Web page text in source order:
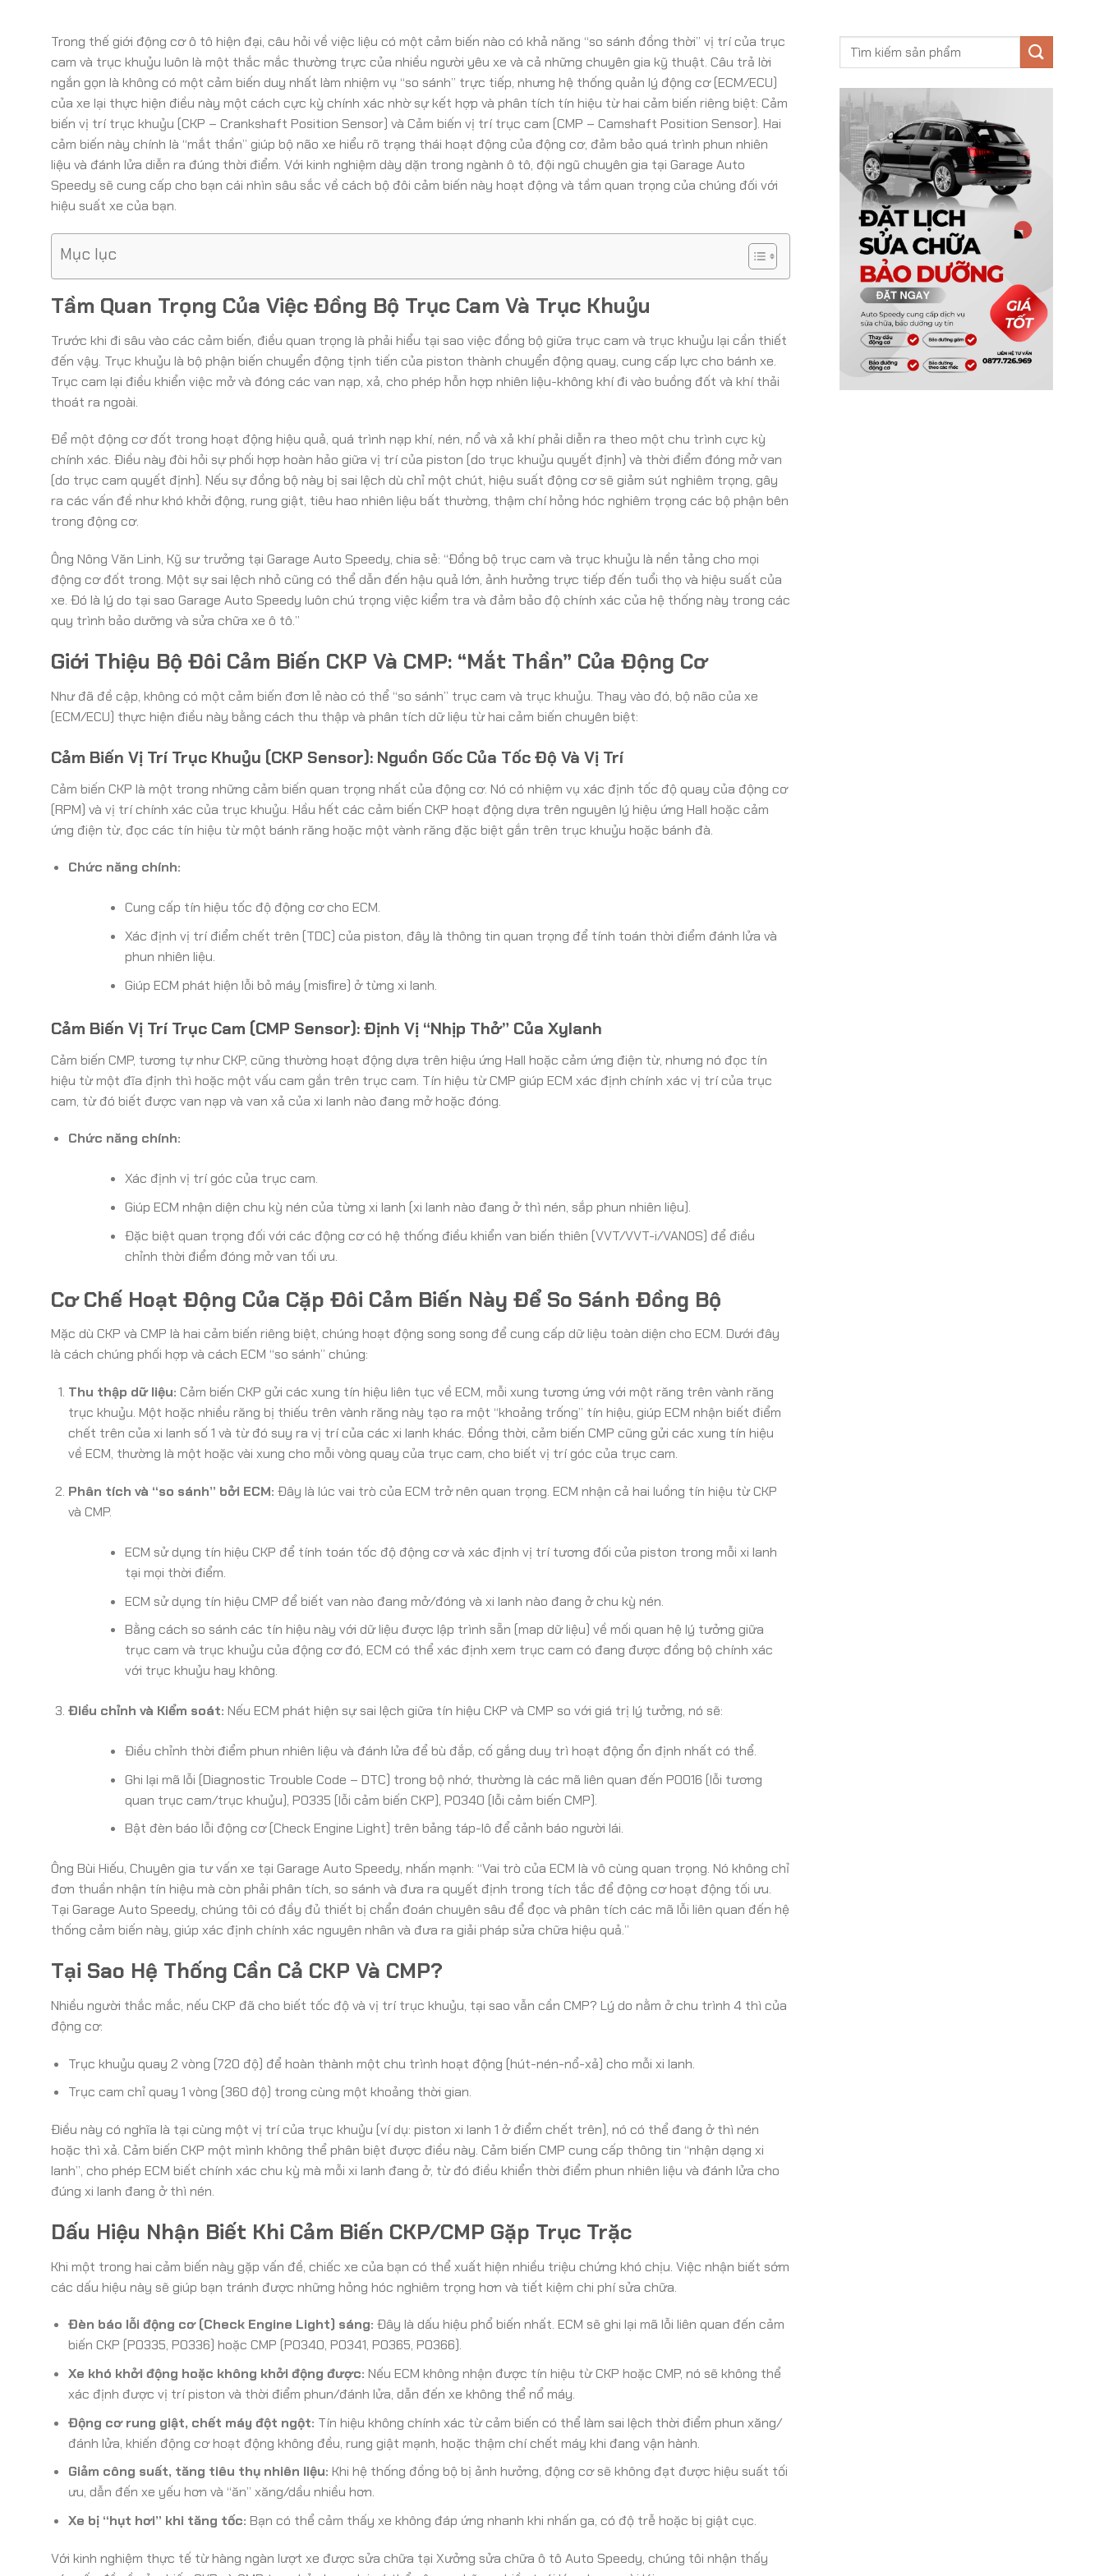
Trong thế giới động cơ ô tô hiện đại, câu hỏi về việc liệu có một cảm biến nào có khả năng “so sánh đồng thời” vị trí của trục
cam và trục khuỷu luôn là một thắc mắc thường trực của nhiều người yêu xe và cả những chuyên gia kỹ thuật. Câu trả lời
ngắn gọn là không có một cảm biến duy nhất làm nhiệm vụ “so sánh” trực tiếp, nhưng hệ thống quản lý động cơ (ECM/ECU)
của xe lại thực hiện điều này một cách cực kỳ chính xác nhờ sự kết hợp và phân tích tín hiệu từ hai cảm biến riêng biệt: Cảm
biến vị trí trục khuỷu (CKP – Crankshaft Position Sensor) và Cảm biến vị trí trục cam (CMP – Camshaft Position Sensor). Hai
cảm biến này chính là “mắt thần” giúp bộ não xe hiểu rõ trạng thái hoạt động của động cơ, đảm bảo quá trình phun nhiên
liệu và đánh lửa diễn ra đúng thời điểm. Với kinh nghiệm dày dặn trong ngành ô tô, đội ngũ chuyên gia tại Garage Auto
Speedy sẽ cung cấp cho bạn cái nhìn sâu sắc về cách bộ đôi cảm biến này hoạt động và tầm quan trọng của chúng đối với
hiệu suất xe của bạn.
Mục lục
Tầm Quan Trọng Của Việc Đồng Bộ Trục Cam Và Trục Khuỷu
Trước khi đi sâu vào các cảm biến, điều quan trọng là phải hiểu tại sao việc đồng bộ giữa trục cam và trục khuỷu lại cần thiết
đến vậy. Trục khuỷu là bộ phận biến chuyển động tịnh tiến của piston thành chuyển động quay, cung cấp lực cho bánh xe.
Trục cam lại điều khiển việc mở và đóng các van nạp, xả, cho phép hỗn hợp nhiên liệu-không khí đi vào buồng đốt và khí thải
thoát ra ngoài.
Để một động cơ đốt trong hoạt động hiệu quả, quá trình nạp khí, nén, nổ và xả khí phải diễn ra theo một chu trình cực kỳ
chính xác. Điều này đòi hỏi sự phối hợp hoàn hảo giữa vị trí của piston (do trục khuỷu quyết định) và thời điểm đóng mở van
(do trục cam quyết định). Nếu sự đồng bộ này bị sai lệch dù chỉ một chút, hiệu suất động cơ sẽ giảm sút nghiêm trọng, gây
ra các vấn đề như khó khởi động, rung giật, tiêu hao nhiên liệu bất thường, thậm chí hỏng hóc nghiêm trọng các bộ phận bên
trong động cơ.
Ông Nông Văn Linh, Kỹ sư trưởng tại Garage Auto Speedy, chia sẻ: “Đồng bộ trục cam và trục khuỷu là nền tảng cho mọi
động cơ đốt trong. Một sự sai lệch nhỏ cũng có thể dẫn đến hậu quả lớn, ảnh hưởng trực tiếp đến tuổi thọ và hiệu suất của
xe. Đó là lý do tại sao Garage Auto Speedy luôn chú trọng việc kiểm tra và đảm bảo độ chính xác của hệ thống này trong các
quy trình bảo dưỡng và sửa chữa xe ô tô.”
Giới Thiệu Bộ Đôi Cảm Biến CKP Và CMP: “Mắt Thần” Của Động Cơ
Như đã đề cập, không có một cảm biến đơn lẻ nào có thể “so sánh” trục cam và trục khuỷu. Thay vào đó, bộ não của xe
(ECM/ECU) thực hiện điều này bằng cách thu thập và phân tích dữ liệu từ hai cảm biến chuyên biệt:
Cảm Biến Vị Trí Trục Khuỷu (CKP Sensor): Nguồn Gốc Của Tốc Độ Và Vị Trí
Cảm biến CKP là một trong những cảm biến quan trọng nhất của động cơ. Nó có nhiệm vụ xác định tốc độ quay của động cơ
(RPM) và vị trí chính xác của trục khuỷu. Hầu hết các cảm biến CKP hoạt động dựa trên nguyên lý hiệu ứng Hall hoặc cảm
ứng điện từ, đọc các tín hiệu từ một bánh răng hoặc một vành răng đặc biệt gắn trên trục khuỷu hoặc bánh đà.
Chức năng chính:
Cung cấp tín hiệu tốc độ động cơ cho ECM.
Xác định vị trí điểm chết trên (TDC) của piston, đây là thông tin quan trọng để tính toán thời điểm đánh lửa và
phun nhiên liệu.
Giúp ECM phát hiện lỗi bỏ máy (misﬁre) ở từng xi lanh.
Cảm Biến Vị Trí Trục Cam (CMP Sensor): Định Vị “Nhịp Thở” Của Xylanh
Cảm biến CMP, tương tự như CKP, cũng thường hoạt động dựa trên hiệu ứng Hall hoặc cảm ứng điện từ, nhưng nó đọc tín
hiệu từ một đĩa định thì hoặc một vấu cam gắn trên trục cam. Tín hiệu từ CMP giúp ECM xác định chính xác vị trí của trục
cam, từ đó biết được van nạp và van xả của xi lanh nào đang mở hoặc đóng.
Chức năng chính:
Xác định vị trí góc của trục cam.
Giúp ECM nhận diện chu kỳ nén của từng xi lanh (xi lanh nào đang ở thì nén, sắp phun nhiên liệu).
Đặc biệt quan trọng đối với các động cơ có hệ thống điều khiển van biến thiên (VVT/VVT-i/VANOS) để điều
chỉnh thời điểm đóng mở van tối ưu.
Cơ Chế Hoạt Động Của Cặp Đôi Cảm Biến Này Để So Sánh Đồng Bộ
Mặc dù CKP và CMP là hai cảm biến riêng biệt, chúng hoạt động song song để cung cấp dữ liệu toàn diện cho ECM. Dưới đây
là cách chúng phối hợp và cách ECM “so sánh” chúng:
Thu thập dữ liệu: Cảm biến CKP gửi các xung tín hiệu liên tục về ECM, mỗi xung tương ứng với một răng trên vành răng
trục khuỷu. Một hoặc nhiều răng bị thiếu trên vành răng này tạo ra một “khoảng trống” tín hiệu, giúp ECM nhận biết điểm
chết trên của xi lanh số 1 và từ đó suy ra vị trí của các xi lanh khác. Đồng thời, cảm biến CMP cũng gửi các xung tín hiệu
về ECM, thường là một hoặc vài xung cho mỗi vòng quay của trục cam, cho biết vị trí góc của trục cam.
Phân tích và “so sánh” bởi ECM: Đây là lúc vai trò của ECM trở nên quan trọng. ECM nhận cả hai luồng tín hiệu từ CKP
và CMP.
ECM sử dụng tín hiệu CKP để tính toán tốc độ động cơ và xác định vị trí tương đối của piston trong mỗi xi lanh
tại mọi thời điểm.
ECM sử dụng tín hiệu CMP để biết van nào đang mở/đóng và xi lanh nào đang ở chu kỳ nén.
Bằng cách so sánh các tín hiệu này với dữ liệu được lập trình sẵn (map dữ liệu) về mối quan hệ lý tưởng giữa
trục cam và trục khuỷu của động cơ đó, ECM có thể xác định xem trục cam có đang được đồng bộ chính xác
với trục khuỷu hay không.
Điều chỉnh và Kiểm soát: Nếu ECM phát hiện sự sai lệch giữa tín hiệu CKP và CMP so với giá trị lý tưởng, nó sẽ:
Điều chỉnh thời điểm phun nhiên liệu và đánh lửa để bù đắp, cố gắng duy trì hoạt động ổn định nhất có thể.
Ghi lại mã lỗi (Diagnostic Trouble Code – DTC) trong bộ nhớ, thường là các mã liên quan đến P0016 (lỗi tương
quan trục cam/trục khuỷu), P0335 (lỗi cảm biến CKP), P0340 (lỗi cảm biến CMP).
Bật đèn báo lỗi động cơ (Check Engine Light) trên bảng táp-lô để cảnh báo người lái.
Ông Bùi Hiếu, Chuyên gia tư vấn xe tại Garage Auto Speedy, nhấn mạnh: “Vai trò của ECM là vô cùng quan trọng. Nó không chỉ
đơn thuần nhận tín hiệu mà còn phải phân tích, so sánh và đưa ra quyết định trong tích tắc để động cơ hoạt động tối ưu.
Tại Garage Auto Speedy, chúng tôi có đầy đủ thiết bị chẩn đoán chuyên sâu để đọc và phân tích các mã lỗi liên quan đến hệ
thống cảm biến này, giúp xác định chính xác nguyên nhân và đưa ra giải pháp sửa chữa hiệu quả.”
Tại Sao Hệ Thống Cần Cả CKP Và CMP?
Nhiều người thắc mắc, nếu CKP đã cho biết tốc độ và vị trí trục khuỷu, tại sao vẫn cần CMP? Lý do nằm ở chu trình 4 thì của
động cơ:
Trục khuỷu quay 2 vòng (720 độ) để hoàn thành một chu trình hoạt động (hút-nén-nổ-xả) cho mỗi xi lanh.
Trục cam chỉ quay 1 vòng (360 độ) trong cùng một khoảng thời gian.
Điều này có nghĩa là tại cùng một vị trí của trục khuỷu (ví dụ: piston xi lanh 1 ở điểm chết trên), nó có thể đang ở thì nén
hoặc thì xả. Cảm biến CKP một mình không thể phân biệt được điều này. Cảm biến CMP cung cấp thông tin “nhận dạng xi
lanh”, cho phép ECM biết chính xác chu kỳ mà mỗi xi lanh đang ở, từ đó điều khiển thời điểm phun nhiên liệu và đánh lửa cho
đúng xi lanh đang ở thì nén.
Dấu Hiệu Nhận Biết Khi Cảm Biến CKP/CMP Gặp Trục Trặc
Khi một trong hai cảm biến này gặp vấn đề, chiếc xe của bạn có thể xuất hiện nhiều triệu chứng khó chịu. Việc nhận biết sớm
các dấu hiệu này sẽ giúp bạn tránh được những hỏng hóc nghiêm trọng hơn và tiết kiệm chi phí sửa chữa.
Đèn báo lỗi động cơ (Check Engine Light) sáng: Đây là dấu hiệu phổ biến nhất. ECM sẽ ghi lại mã lỗi liên quan đến cảm
biến CKP (P0335, P0336) hoặc CMP (P0340, P0341, P0365, P0366).
Xe khó khởi động hoặc không khởi động được: Nếu ECM không nhận được tín hiệu từ CKP hoặc CMP, nó sẽ không thể
xác định được vị trí piston và thời điểm phun/đánh lửa, dẫn đến xe không thể nổ máy.
Động cơ rung giật, chết máy đột ngột: Tín hiệu không chính xác từ cảm biến có thể làm sai lệch thời điểm phun xăng/
đánh lửa, khiến động cơ hoạt động không đều, rung giật mạnh, hoặc thậm chí chết máy khi đang vận hành.
Giảm công suất, tăng tiêu thụ nhiên liệu: Khi hệ thống đồng bộ bị ảnh hưởng, động cơ sẽ không đạt được hiệu suất tối
ưu, dẫn đến xe yếu hơn và “ăn” xăng/dầu nhiều hơn.
Xe bị “hụt hơi” khi tăng tốc: Bạn có thể cảm thấy xe không đáp ứng nhanh khi nhấn ga, có độ trễ hoặc bị giật cục.
Với kinh nghiệm thực tế từ hàng ngàn lượt xe được sửa chữa tại Xưởng sửa chữa ô tô Auto Speedy, chúng tôi nhận thấy